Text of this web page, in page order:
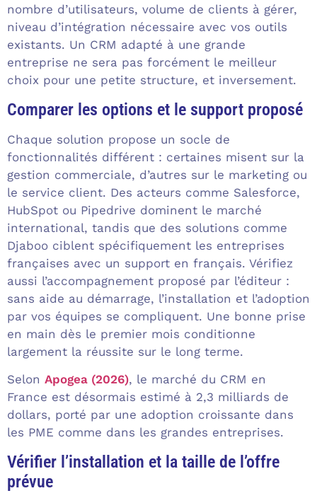
nombre d’utilisateurs, volume de clients à gérer,
niveau d’intégration nécessaire avec vos outils
existants. Un CRM adapté à une grande
entreprise ne sera pas forcément le meilleur
choix pour une petite structure, et inversement.
Comparer les options et le support proposé
Chaque solution propose un socle de
fonctionnalités différent : certaines misent sur la
gestion commerciale, d’autres sur le marketing ou
le service client. Des acteurs comme Salesforce,
HubSpot ou Pipedrive dominent le marché
international, tandis que des solutions comme
Djaboo ciblent spécifiquement les entreprises
françaises avec un support en français. Vérifiez
aussi l’accompagnement proposé par l’éditeur :
sans aide au démarrage, l’installation et l’adoption
par vos équipes se compliquent. Une bonne prise
en main dès le premier mois conditionne
largement la réussite sur le long terme.
Selon Apogea (2026), le marché du CRM en
France est désormais estimé à 2,3 milliards de
dollars, porté par une adoption croissante dans
les PME comme dans les grandes entreprises.
Vérifier l’installation et la taille de l’offre
prévue